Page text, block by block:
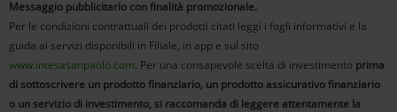
Messaggio pubblicitario con finalità promozionale.
Per le condizioni contrattuali dei prodotti citati leggi i fogli informativi e la
guida ai servizi disponibili in Filiale, in app e sul sito
www.intesasanpaolo.com. Per una consapevole scelta di investimento prima
di sottoscrivere un prodotto finanziario, un prodotto assicurativo finanziario
o un servizio di investimento, si raccomanda di leggere attentamente la